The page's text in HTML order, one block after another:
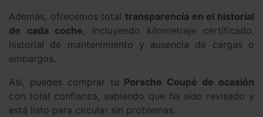
Además, ofrecemos total transparencia en el historial
de cada coche, incluyendo kilometraje certificado,
historial de mantenimiento y ausencia de cargas o
embargos.
Así, puedes comprar tu Porsche Coupé de ocasión
con total confianza, sabiendo que ha sido revisado y
está listo para circular sin problemas.